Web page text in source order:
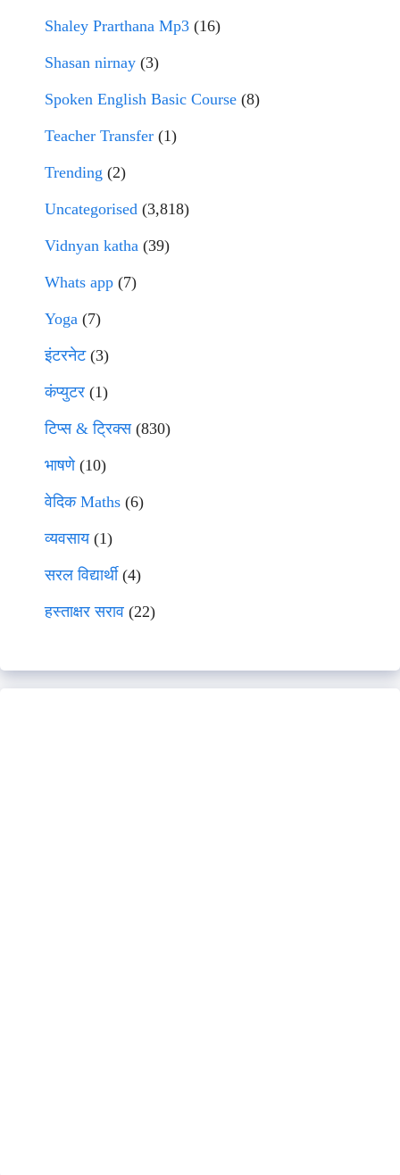
Shaley Prarthana Mp3 (16)
Shasan nirnay (3)
Spoken English Basic Course (8)
Teacher Transfer (1)
Trending (2)
Uncategorised (3,818)
Vidnyan katha (39)
Whats app (7)
Yoga (7)
इंटरनेट(3)
कंप्युटर (1)
टिप्स & ट्रिक्स(830)
भाषणे(10)
वेदिक Maths (6)
व्यवसाय(1)
सरल विद्यार्थी(4)
हस्ताक्षर सराव (22)